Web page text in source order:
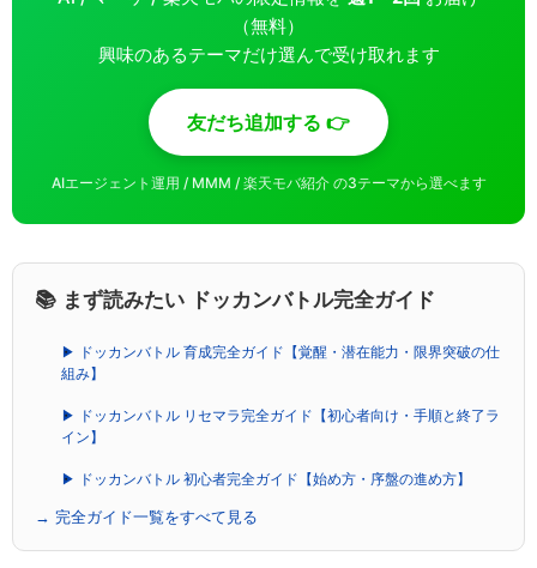
（無料）
興味のあるテーマだけ選んで受け取れます
友だち追加する 👉
AIエージェント運用 / MMM / 楽天モバ紹介 の3テーマから選べます
📚 まず読みたい ドッカンバトル完全ガイド
▶ ドッカンバトル 育成完全ガイド【覚醒・潜在能力・限界突破の仕
組み】
▶ ドッカンバトル リセマラ完全ガイド【初心者向け・手順と終了ラ
イン】
▶ ドッカンバトル 初心者完全ガイド【始め方・序盤の進め方】
→ 完全ガイド一覧をすべて見る